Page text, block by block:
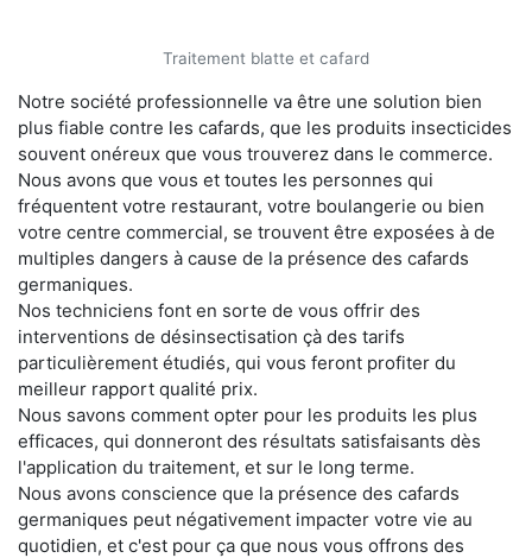
Traitement blatte et cafard
Notre société professionnelle va être une solution bien
plus fiable contre les cafards, que les produits insecticides
souvent onéreux que vous trouverez dans le commerce.
Nous avons que vous et toutes les personnes qui
fréquentent votre restaurant, votre boulangerie ou bien
votre centre commercial, se trouvent être exposées à de
multiples dangers à cause de la présence des cafards
germaniques.
Nos techniciens font en sorte de vous offrir des
interventions de désinsectisation çà des tarifs
particulièrement étudiés, qui vous feront profiter du
meilleur rapport qualité prix.
Nous savons comment opter pour les produits les plus
efficaces, qui donneront des résultats satisfaisants dès
l'application du traitement, et sur le long terme.
Nous avons conscience que la présence des cafards
germaniques peut négativement impacter votre vie au
quotidien, et c'est pour ça que nous vous offrons des